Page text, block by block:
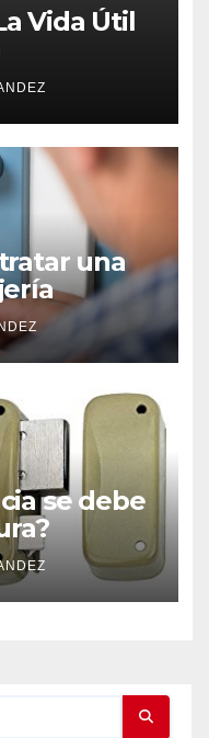
Vida Útil
una
se debe